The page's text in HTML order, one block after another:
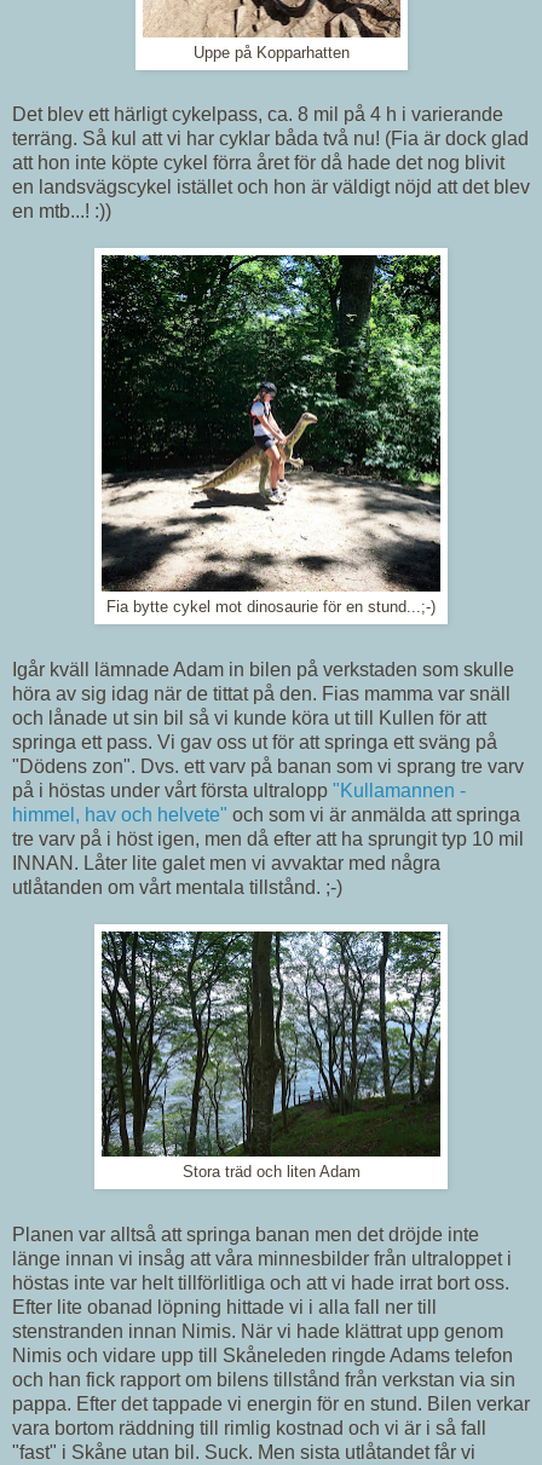
Uppe på Kopparhatten
Det blev ett härligt cykelpass, ca. 8 mil på 4 h i varierande
terräng. Så kul att vi har cyklar båda två nu! (Fia är dock glad
att hon inte köpte cykel förra året för då hade det nog blivit
en landsvägscykel istället och hon är väldigt nöjd att det blev
en mtb...! :))
Fia bytte cykel mot dinosaurie för en stund...;-)
Igår kväll lämnade Adam in bilen på verkstaden som skulle
höra av sig idag när de tittat på den. Fias mamma var snäll
och lånade ut sin bil så vi kunde köra ut till Kullen för att
springa ett pass. Vi gav oss ut för att springa ett sväng på
"Dödens zon". Dvs. ett varv på banan som vi sprang tre varv
på i höstas under vårt första ultralopp "Kullamannen -
himmel, hav och helvete" och som vi är anmälda att springa
tre varv på i höst igen, men då efter att ha sprungit typ 10 mil
INNAN. Låter lite galet men vi avvaktar med några
utlåtanden om vårt mentala tillstånd. ;-)
Stora träd och liten Adam
Planen var alltså att springa banan men det dröjde inte
länge innan vi insåg att våra minnesbilder från ultraloppet i
höstas inte var helt tillförlitliga och att vi hade irrat bort oss.
Efter lite obanad löpning hittade vi i alla fall ner till
stenstranden innan Nimis. När vi hade klättrat upp genom
Nimis och vidare upp till Skåneleden ringde Adams telefon
och han fick rapport om bilens tillstånd från verkstan via sin
pappa. Efter det tappade vi energin för en stund. Bilen verkar
vara bortom räddning till rimlig kostnad och vi är i så fall
"fast" i Skåne utan bil. Suck. Men sista utlåtandet får vi